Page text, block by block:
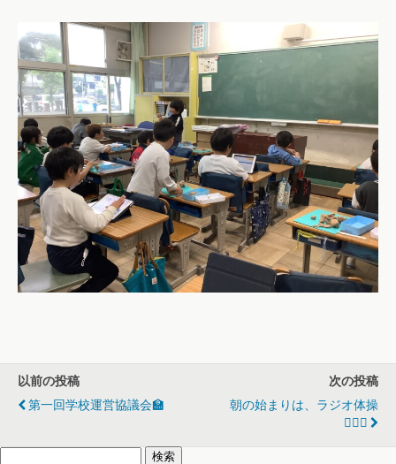
以前の投稿
第一回学校運営協議会🏫
次の投稿
朝の始まりは、ラジオ体操
🤸‍♀️✨
検